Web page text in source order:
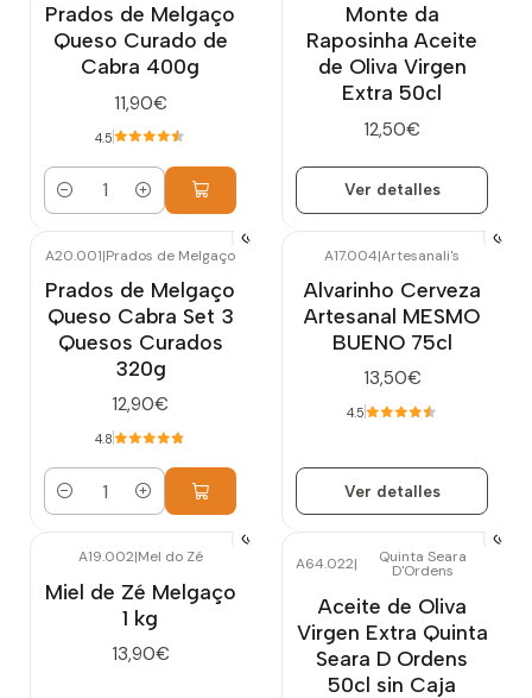
Prados de Melgaço
Queso Curado de
Cabra 400g
11,90€
4.5
Cantidad
Monte da
Raposinha Aceite
de Oliva Virgen
Extra 50cl
12,50€
Ver detalles
A20.001|Prados de Melgaço
Prados de Melgaço
Queso Cabra Set 3
Quesos Curados
320g
12,90€
4.8
Cantidad
A17.004|Artesanali's
Alvarinho Cerveza
Artesanal MESMO
BUENO 75cl
13,50€
4.5
Ver detalles
A19.002|Mel do Zé
Miel de Zé Melgaço
1 kg
13,90€
A64.022| Quinta Seara
D'Ordens
Aceite de Oliva
Virgen Extra Quinta
Seara D Ordens
50cl sin Caja